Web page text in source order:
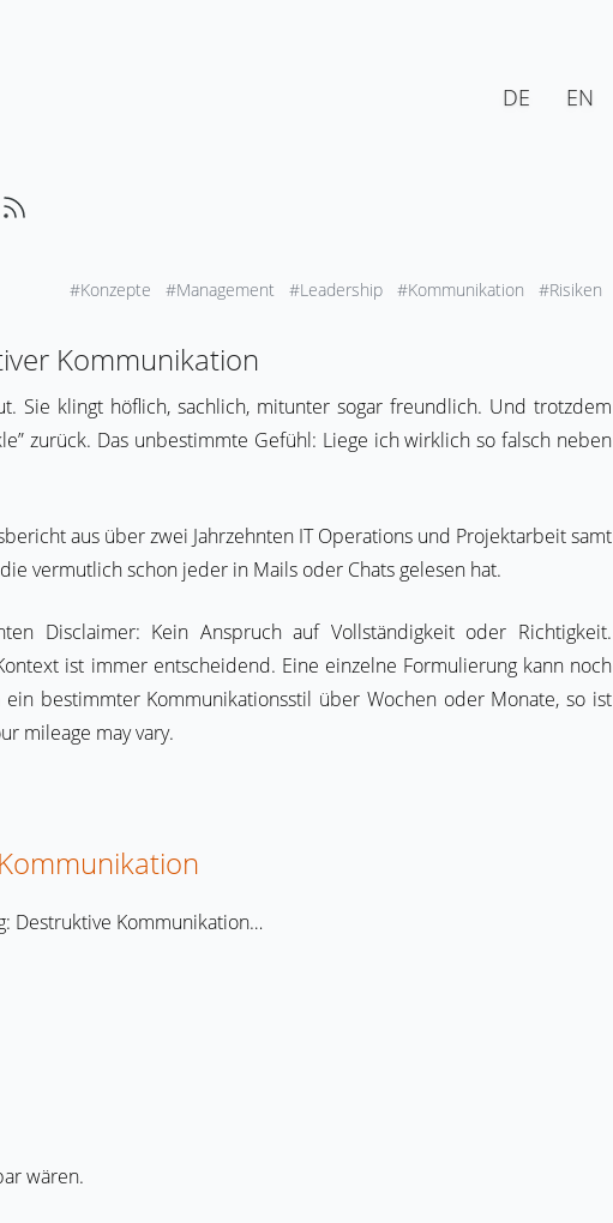
DE EN
#Konzepte #Management #Leadership #Kommunikation #Risiken
Kommunikation
Sie klingt höflich, sachlich, mitunter sogar freundlich. Und trotzdem
zurück. Das unbestimmte Gefühl: Liege ich wirklich so falsch neben
aus über zwei Jahrzehnten IT Operations und Projektarbeit samt
vermutlich schon jeder in Mails oder Chats gelesen hat.
Disclaimer: Kein Anspruch auf Vollständigkeit oder Richtigkeit.
ist immer entscheidend. Eine einzelne Formulierung kann noch
bestimmter Kommunikationsstil über Wochen oder Monate, so ist
mileage may vary.
Destruktive Kommunikation…
wären.